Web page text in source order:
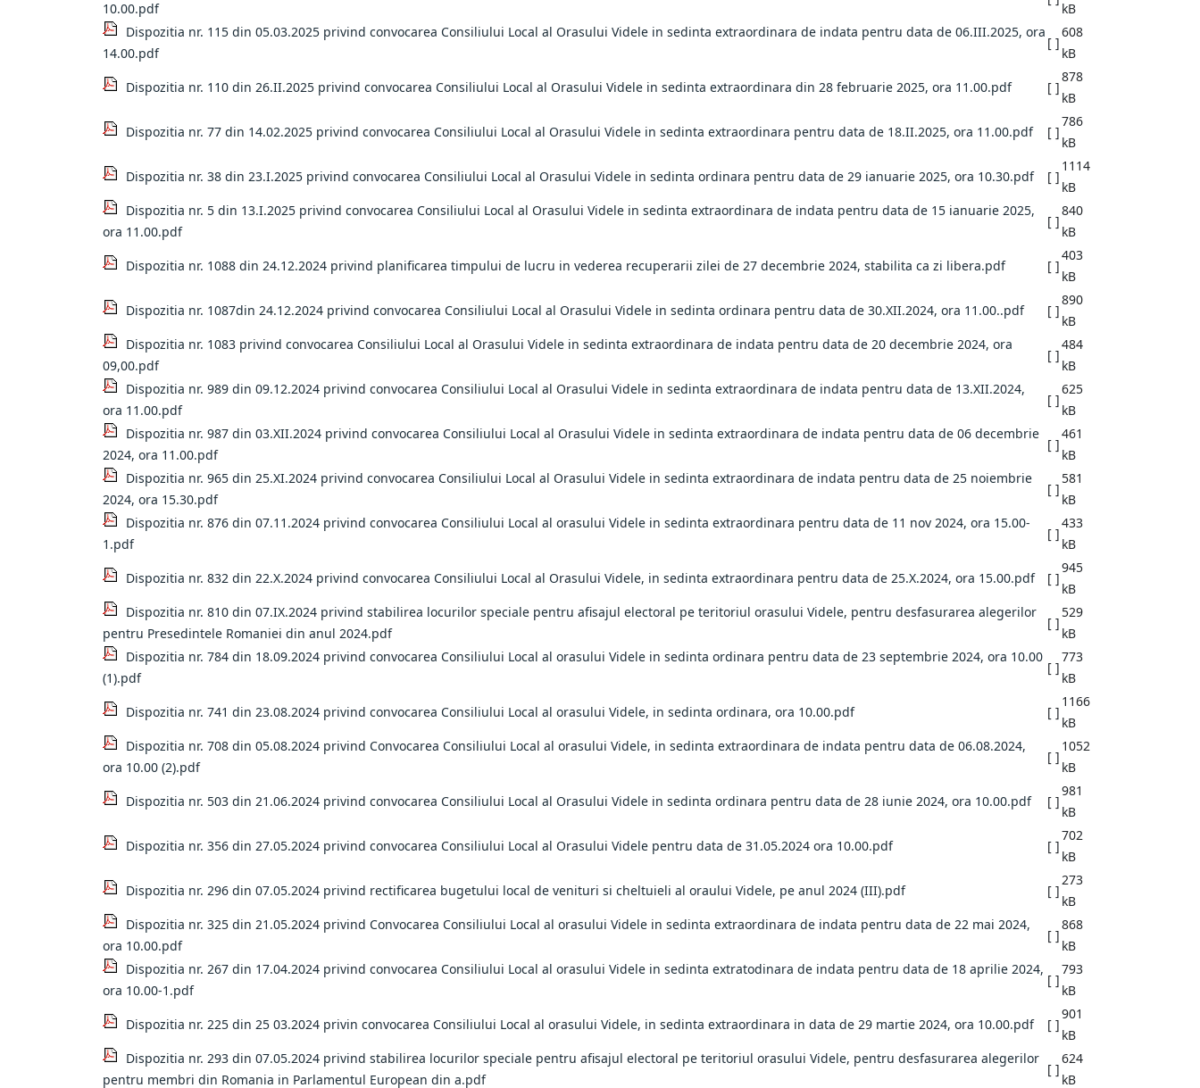
10.00.pdf
kB
Dispozitia nr. 115 din 05.03.2025 privind convocarea Consiliului Local al Orasului Videle in sedinta extraordinara de indata pentru data de 06.III.2025, ora
14.00.pdf
[ ]
608
kB
Dispozitia nr. 110 din 26.II.2025 privind convocarea Consiliului Local al Orasului Videle in sedinta extraordinara din 28 februarie 2025, ora 11.00.pdf
[ ]
878
kB
Dispozitia nr. 77 din 14.02.2025 privind convocarea Consiliului Local al Orasului Videle in sedinta extraordinara pentru data de 18.II.2025, ora 11.00.pdf
[ ]
786
kB
Dispozitia nr. 38 din 23.I.2025 privind convocarea Consiliului Local al Orasului Videle in sedinta ordinara pentru data de 29 ianuarie 2025, ora 10.30.pdf
[ ]
1114
kB
Dispozitia nr. 5 din 13.I.2025 privind convocarea Consiliului Local al Orasului Videle in sedinta extraordinara de indata pentru data de 15 ianuarie 2025,
ora 11.00.pdf
[ ]
840
kB
Dispozitia nr. 1088 din 24.12.2024 privind planificarea timpului de lucru in vederea recuperarii zilei de 27 decembrie 2024, stabilita ca zi libera.pdf
[ ]
403
kB
Dispozitia nr. 1087din 24.12.2024 privind convocarea Consiliului Local al Orasului Videle in sedinta ordinara pentru data de 30.XII.2024, ora 11.00..pdf
[ ]
890
kB
Dispozitia nr. 1083 privind convocarea Consiliului Local al Orasului Videle in sedinta extraordinara de indata pentru data de 20 decembrie 2024, ora
09,00.pdf
[ ]
484
kB
Dispozitia nr. 989 din 09.12.2024 privind convocarea Consiliului Local al Orasului Videle in sedinta extraordinara de indata pentru data de 13.XII.2024,
ora 11.00.pdf
[ ]
625
kB
Dispozitia nr. 987 din 03.XII.2024 privind convocarea Consiliului Local al Orasului Videle in sedinta extraordinara de indata pentru data de 06 decembrie
2024, ora 11.00.pdf
[ ]
461
kB
Dispozitia nr. 965 din 25.XI.2024 privind convocarea Consiliului Local al Orasului Videle in sedinta extraordinara de indata pentru data de 25 noiembrie
2024, ora 15.30.pdf
[ ]
581
kB
Dispozitia nr. 876 din 07.11.2024 privind convocarea Consiliului Local al orasului Videle in sedinta extraordinara pentru data de 11 nov 2024, ora 15.00-
1.pdf
[ ]
433
kB
Dispozitia nr. 832 din 22.X.2024 privind convocarea Consiliului Local al Orasului Videle, in sedinta extraordinara pentru data de 25.X.2024, ora 15.00.pdf
[ ]
945
kB
Dispozitia nr. 810 din 07.IX.2024 privind stabilirea locurilor speciale pentru afisajul electoral pe teritoriul orasului Videle, pentru desfasurarea alegerilor
pentru Presedintele Romaniei din anul 2024.pdf
[ ]
529
kB
Dispozitia nr. 784 din 18.09.2024 privind convocarea Consiliului Local al orasului Videle in sedinta ordinara pentru data de 23 septembrie 2024, ora 10.00
(1).pdf
[ ]
773
kB
Dispozitia nr. 741 din 23.08.2024 privind convocarea Consiliului Local al orasului Videle, in sedinta ordinara, ora 10.00.pdf
[ ]
1166
kB
Dispozitia nr. 708 din 05.08.2024 privind Convocarea Consiliului Local al orasului Videle, in sedinta extraordinara de indata pentru data de 06.08.2024,
ora 10.00 (2).pdf
[ ]
1052
kB
Dispozitia nr. 503 din 21.06.2024 privind convocarea Consiliului Local al Orasului Videle in sedinta ordinara pentru data de 28 iunie 2024, ora 10.00.pdf
[ ]
981
kB
Dispozitia nr. 356 din 27.05.2024 privind convocarea Consiliului Local al Orasului Videle pentru data de 31.05.2024 ora 10.00.pdf
[ ]
702
kB
Dispozitia nr. 296 din 07.05.2024 privind rectificarea bugetului local de venituri si cheltuieli al oraului Videle, pe anul 2024 (III).pdf
[ ]
273
kB
Dispozitia nr. 325 din 21.05.2024 privind Convocarea Consiliului Local al orasului Videle in sedinta extraordinara de indata pentru data de 22 mai 2024,
ora 10.00.pdf
[ ]
868
kB
Dispozitia nr. 267 din 17.04.2024 privind convocarea Consiliului Local al orasului Videle in sedinta extratodinara de indata pentru data de 18 aprilie 2024,
ora 10.00-1.pdf
[ ]
793
kB
Dispozitia nr. 225 din 25 03.2024 privin convocarea Consiliului Local al orasului Videle, in sedinta extraordinara in data de 29 martie 2024, ora 10.00.pdf
[ ]
901
kB
Dispozitia nr. 293 din 07.05.2024 privind stabilirea locurilor speciale pentru afisajul electoral pe teritoriul orasului Videle, pentru desfasurarea alegerilor
pentru membri din Romania in Parlamentul European din a.pdf
[ ]
624
kB